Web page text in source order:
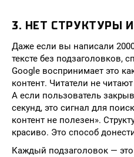
3. НЕТ СТРУКТУРЫ
Даже если вы написали
тексте без подзаголовков,
Google воспринимает это
контент. Читатели не
А если пользователь
секунд, это сигнал для
контент не полезен».
красиво. Это способ
Каждый подзаголовок —